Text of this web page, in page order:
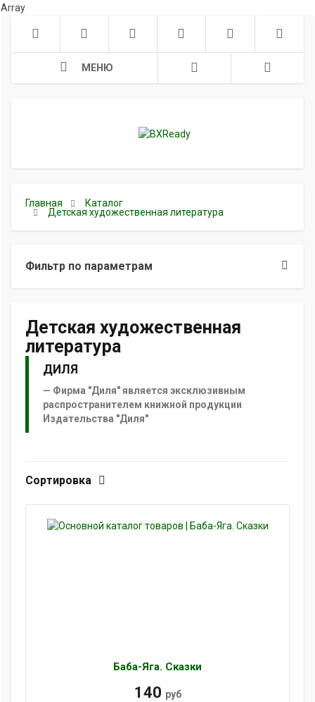
Array
МЕНЮ
Главная
Каталог
Детская художественная литература
Фильтр по параметрам
Детская художественная
литература
ДИЛЯ
Фирма "Диля" является эксклюзивным
распространителем книжной продукции
Издательства "Диля"
Сортировка
о лор лорлор лор лор
Баба-Яга. Сказки
140 руб